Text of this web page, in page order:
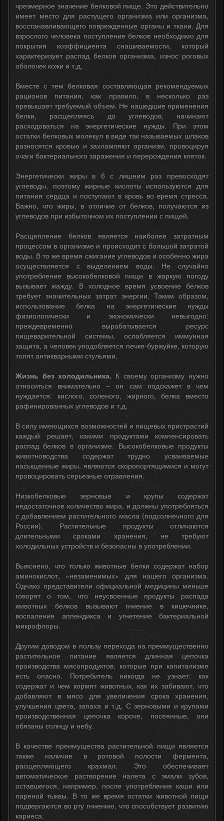
чрезмерное значение белковой пище. Это действительно
имеет место для растущего организма или организма,
восстанавливающего поврежденные органы и ткани. Для
взрослого человека поступление белков необходимо для
покрытия коэффициента снашиваемости, который
характеризует распад белков организма, износ роговых
оболочек кожи и т.д.
Вместе с тем белковая составляющая рекомендуемых
рационов питания, как правило, в несколько раз
превышает требуемый объем. Не нашедшие применения
белки, расщепляясь до углеводов, начинают
расходоваться на энергетические нужды. При этом
остатки белковых молекул в виде так называемых шлаков
разносятся кровью и захламляют организм, провоцируя
очаги бактериального заражения и перерождения клеток.
Энергетически жиры в 6 с лишним раз превосходят
углеводы, поэтому жирные кислоты используются для
питания сердца и поступают в кровь во время стресса.
Важно, что жиры, в отличие от белков, получаются из
углеводов при избыточном их поступлении с пищей.
Расщепление белков является наиболее затратным
процессом в организме и происходит с большой затратой
воды. В то же время сжигание углеводов и особенно жира
осуществляется с выделением воды. Не случайно
употребление высокобелковой пищи в жаркую погоду
вызывает жажду. В холодное время усвоение белков
требует значительных затрат энергии. Таким образом,
использование белка на энергетические нужды
физиологически и экономически невыгодно:
преждевременно вырабатывается ресурс
пищеварительной системы, ослабляется иммунная
защита, а человек уподобляется печке-буржуйке, которую
топят антикварными стульями.
Жизнь без холодильника. К своему организму нужно
относиться внимательно – он сам подскажет в чем
нуждается: кислого, соленого, жирного, белка вместо
рафинированных углеводов и т.д.
В силу имеющихся возможностей и пищевых пристрастий
каждый решает, какими продуктами компенсировать
распад белков в организме. Высокобелковые продукты
животноводства содержат трудно усваиваемые
насыщенные жиры, являются скоропортящимися и могут
провоцировать серьезные отравления.
Низкобелковые зерновые и крупы содержат
недостаточное количество жира, и должны употребляться
с добавлением растительного масла (подсолнечного для
России). Растительные продукты отличаются
длительными сроками хранения, не требуют
холодильных устройств и безопасны в употреблении.
Выяснено, что только животные белки содержат набор
аминокислот, «незаменимых» для нашего организма.
Однако представители официальной медицины меньше
говорят о том, что неусвоенные продукты распада
животных белков вызывают гниение в кишечнике,
воспаление аппендикса и угнетение бактериальной
микрофлоры.
Другим доводом в пользу перехода на преимущественно
растительное питание является длинная цепочка
производства мясопродуктов, которые при капитализме
есть опасно. Потребитель никогда не узнает: как
содержат и чем кормят животных, как их забивают, что
добавляют в мясо для увеличения срока хранения,
улучшения цвета, запаха и т.д. С зерновыми и крупами
производственная цепочка короче, посеянные, они
обязаны солнцу и небу.
В качестве преимущества растительной пищи является
также наличие в ротовой полости фермента,
расщепляющего крахмал. Это обеспечивает
автоматическое растворение налета с эмали зубов,
оставшегося, например, после употребления каши или
пареной тыквы. В то же время остатки животной пищи
подвергаются во рту гниению, что способствует развитию
кариеса.